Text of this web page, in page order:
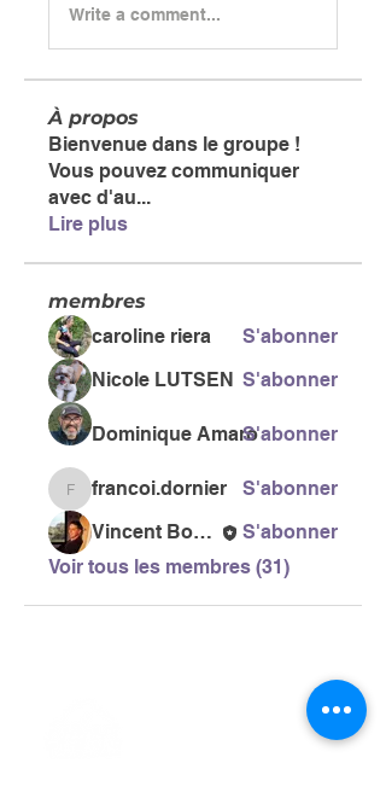
Write a comment...
À propos
Bienvenue dans le groupe !
Vous pouvez communiquer
avec d'au...
Lire plus
membres
caroline riera
S'abonner
Nicole LUTSEN S'abonner
Dominique AmaroS'abonner
francoi.dornier
francoi.dornier
S'abonner
Vincent Bonneau
S'abonner
Voir tous les membres (31)